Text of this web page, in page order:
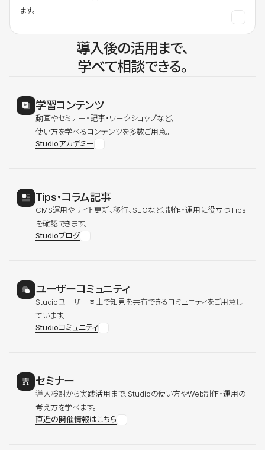
ます。
導入後の活用まで、
学べて相談できる。
学習コンテンツ
動画やセミナー・記事・ワークショップなど、
使い方を学べるコンテンツを多数ご用意。
Studioアカデミー
Tips・コラム記事
CMS運用やサイト更新、移行、SEOなど、制作・運用に役立つTips
を確認できます。
Studioブログ
ユーザーコミュニティ
Studioユーザー同士で知見を共有できるコミュニティをご用意し
ています。
Studioコミュニティ
セミナー
導入検討から実践活用まで、Studioの使い方やWeb制作・運用の
考え方を学べます。
直近の開催情報はこちら